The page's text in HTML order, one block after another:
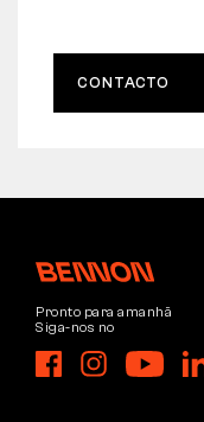
CONTACTO
Pronto para amanhã
Siga-nos no